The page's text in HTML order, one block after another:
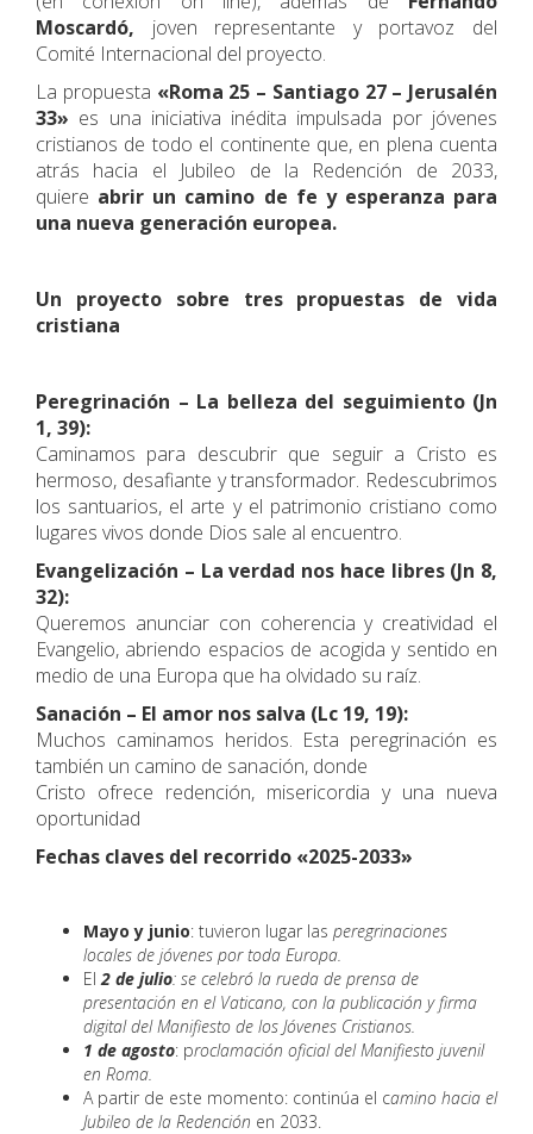
Moscardó, joven representante y portavoz del
Comité Internacional del proyecto.
La propuesta «Roma 25 – Santiago 27 – Jerusalén
33» es una iniciativa inédita impulsada por jóvenes
cristianos de todo el continente que, en plena cuenta
atrás hacia el Jubileo de la Redención de 2033,
quiere abrir un camino de fe y esperanza para
una nueva generación europea.
Un proyecto sobre tres propuestas de vida
cristiana
Peregrinación – La belleza del seguimiento (Jn
1, 39):
Caminamos para descubrir que seguir a Cristo es
hermoso, desafiante y transformador. Redescubrimos
los santuarios, el arte y el patrimonio cristiano como
lugares vivos donde Dios sale al encuentro.
Evangelización – La verdad nos hace libres (Jn 8,
32):
Queremos anunciar con coherencia y creatividad el
Evangelio, abriendo espacios de acogida y sentido en
medio de una Europa que ha olvidado su raíz.
Sanación – El amor nos salva (Lc 19, 19):
Muchos caminamos heridos. Esta peregrinación es
también un camino de sanación, donde
Cristo ofrece redención, misericordia y una nueva
oportunidad
Fechas claves del recorrido «2025-2033»
Mayo y junio: tuvieron lugar las peregrinaciones
locales de jóvenes por toda Europa.
El 2 de julio: se celebró la rueda de prensa de
presentación en el Vaticano, con la publicación y firma
digital del Manifiesto de los Jóvenes Cristianos.
1 de agosto: proclamación oficial del Manifiesto juvenil
en Roma.
A partir de este momento: continúa el camino hacia el
Jubileo de la Redención en 2033.